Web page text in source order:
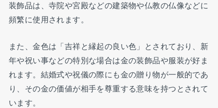
装飾品は、寺院や宮殿などの建築物や仏教の仏像などに
頻繁に使用されます。
また、金色は「吉祥と縁起の良い色」とされており、新
年や祝い事などの特別な場合は金の装飾品や服装が好ま
れます。結婚式や祝儀の際にも金の贈り物が一般的であ
り、その金の価値が相手を尊重する意味を持つとされて
います。